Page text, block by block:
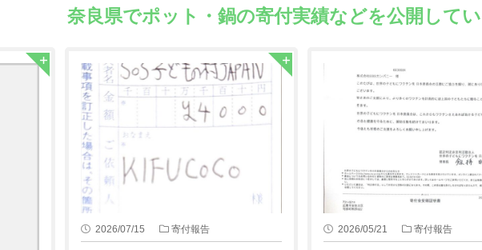
奈良県でポット・鍋の寄付実績などを公開して
2026/07/15 寄付報告 2026/05/21 寄付報告